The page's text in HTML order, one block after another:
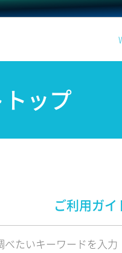
ップ
ご利用ガ